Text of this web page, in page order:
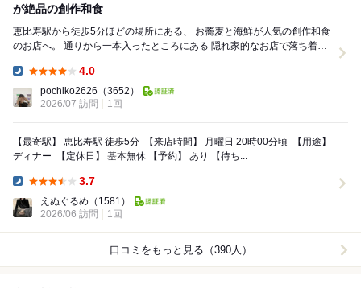
が絶品の創作和食
恵比寿駅から徒歩5分ほどの場所にある、 お蕎麦と海鮮が人気の創作和食
のお店へ。 通りから一本入ったところにある 隠れ家的なお店で落ち着い
4.0
pochiko2626 （3652）
2026/07 訪問
1回
【最寄駅】 恵比寿駅 徒歩5分 ⁡ 【来店時間】 月曜日 20時00分頃 ⁡ 【用途】
ディナー ⁡ 【定休日】 基本無休 【予約】 あり 【待ち...
3.7
えぬぐるめ （1581）
2026/06 訪問
1回
口コミをもっと見る（390人）